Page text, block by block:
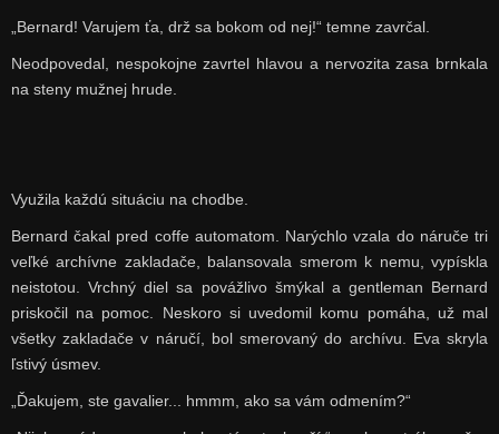
„Bernard! Varujem ťa, drž sa bokom od nej!“ temne zavrčal.
Neodpovedal, nespokojne zavrtel hlavou a nervozita zasa brnkala
na steny mužnej hrude.
Využila každú situáciu na chodbe.
Bernard čakal pred coffe automatom. Narýchlo vzala do náruče tri
veľké archívne zakladače, balansovala smerom k nemu, vypískla
neistotou. Vrchný diel sa povážlivo šmýkal a gentleman Bernard
priskočil na pomoc. Neskoro si uvedomil komu pomáha, už mal
všetky zakladače v náručí, bol smerovaný do archívu. Eva skryla
ľstivý úsmev.
„Ďakujem, ste gavalier... hmmm, ako sa vám odmením?“